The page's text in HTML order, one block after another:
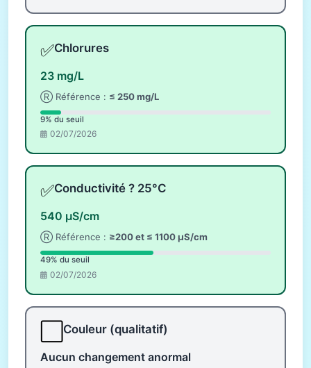
✅Chlorures
23 mg/L
Ⓡ Référence : ≤ 250 mg/L
9% du seuil
02/07/2026
✅Conductivité ? 25°C
540 µS/cm
Ⓡ Référence : ≥200 et ≤ 1100 µS/cm
49% du seuil
02/07/2026
Couleur (qualitatif)
Aucun changement anormal